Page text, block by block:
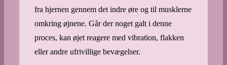
fra hjernen gennem det indre øre og til musklerne
omkring øjnene. Går der noget galt i denne
proces, kan øjet reagere med vibration, flakken
eller andre ufrivillige bevægelser.